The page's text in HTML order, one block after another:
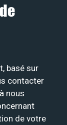
basé sur
contacter
nous
de votre